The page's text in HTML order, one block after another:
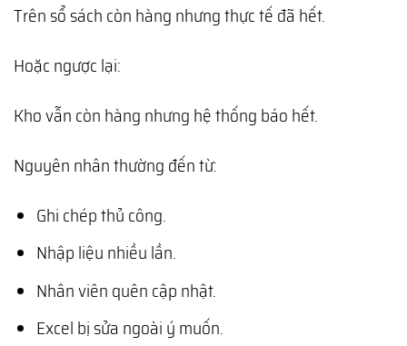
Trên sổ sách còn hàng nhưng thực tế đã hết.
Hoặc ngược lại:
Kho vẫn còn hàng nhưng hệ thống báo hết.
Nguyên nhân thường đến từ:
Ghi chép thủ công.
Nhập liệu nhiều lần.
Nhân viên quên cập nhật.
Excel bị sửa ngoài ý muốn.